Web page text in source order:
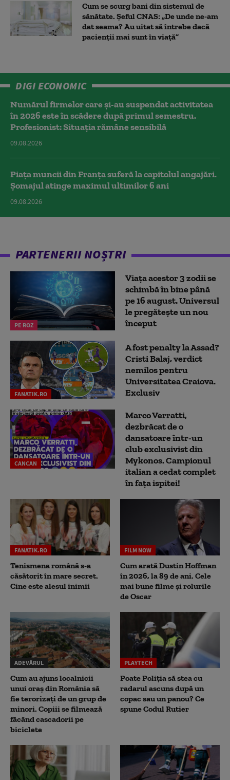
Cum se scurg bani din sistemul de
sănătate. Șeful CNAS: „De unde ne-am
dat seama? Au uitat să întrebe dacă
pacienții mai sunt în viață”
DIGI ECONOMIC
Numărul firmelor care și-au suspendat activitatea
în 2026 este în scădere după primul semestru.
Profesionist: Situația rămâne sensibilă
09.08.2026
Piața muncii din Franța suferă la capitolul angajări.
Șomajul atinge maximul ultimilor 6 ani
09.08.2026
PARTENERII NOȘTRI
PE ROZ
Viața acestor 3 zodii se
schimbă în bine până
pe 16 august. Universul
le pregătește un nou
început
FANATIK.RO
A fost penalty la Assad?
Cristi Balaj, verdict
nemilos pentru
Universitatea Craiova.
Exclusiv
CANCAN
Marco Verratti,
dezbrăcat de o
dansatoare într-un
club exclusivist din
Mykonos. Campionul
italian a cedat complet
în fața ispitei!
FANATIK.RO
Tenismena română s-a
căsătorit în mare secret.
Cine este alesul inimii
FILM NOW
Cum arată Dustin Hoffman
în 2026, la 89 de ani. Cele
mai bune filme și rolurile
de Oscar
ADEVĂRUL
Cum au ajuns localnicii
unui oraș din România să
fie terorizați de un grup de
minori. Copiii se filmează
făcând cascadorii pe
biciclete
PLAYTECH
Poate Poliția să stea cu
radarul ascuns după un
copac sau un panou? Ce
spune Codul Rutier